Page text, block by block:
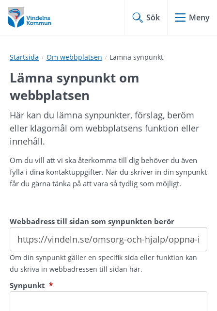
Hoppa
till
innehåll
Hoppa
till
undermeny
Sök Meny
Startsida Om webbplatsen Lämna synpunkt
Lämna synpunkt om
webbplatsen
Här kan du lämna synpunkter, förslag, beröm
eller klagomål om webbplatsens funktion eller
innehåll.
Om du vill att vi ska återkomma till dig behöver du även
fylla i dina kontaktuppgifter. När du skriver in din synpunkt
får du gärna tänka på att vara så tydlig som möjligt.
Webbadress till sidan som synpunkten berör
Om din synpunkt gäller en specifik sida eller funktion kan
du skriva in webbadressen till sidan här.
Synpunkt *(obligatorisk)